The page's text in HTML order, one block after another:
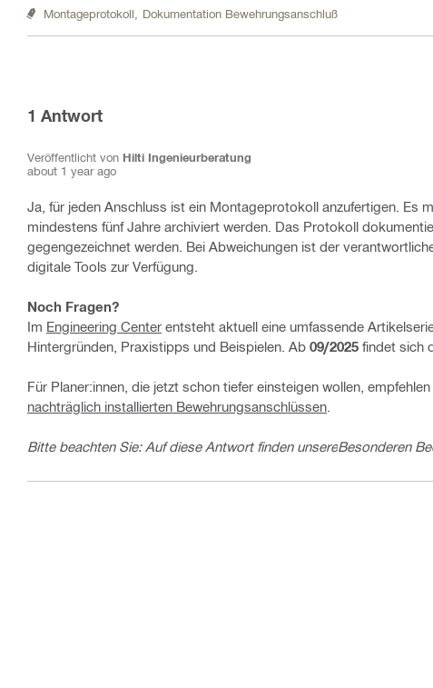
Montageprotokoll, Dokumentation Bewehrungsanschluß
1 Antwort
Veröffentlicht von Hilti Ingenieurberatung
about 1 year ago
Ja, für jeden Anschluss ist ein Montageprotokoll anzufertigen. Es
mindestens fünf Jahre archiviert werden. Das Protokoll
gegengezeichnet werden. Bei Abweichungen ist der
digitale Tools zur Verfügung.
Noch Fragen?
Im Engineering Center entsteht aktuell eine umfassende
Hintergründen, Praxistipps und Beispielen. Ab 09/2025 findet sich
Für Planer:innen, die jetzt schon tiefer einsteigen wollen,
nachträglich installierten Bewehrungsanschlüssen
Bitte beachten Sie: Auf diese Antwort finden unsereBesonderen